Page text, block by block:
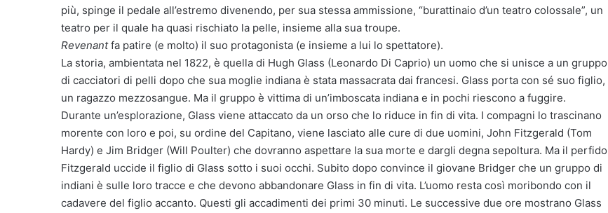
più, spinge il pedale all’estremo divenendo, per sua stessa ammissione, “burattinaio d’un teatro colossale”, un
teatro per il quale ha quasi rischiato la pelle, insieme alla sua troupe.
Revenantfa patire (e molto) il suo protagonista (e insieme a lui lo spettatore).
La storia, ambientata nel 1822, è quella di Hugh Glass (Leonardo Di Caprio) un uomo che si unisce a un gruppo
di cacciatori di pelli dopo che sua moglie indiana è stata massacrata dai francesi. Glass porta con sé suo figlio,
un ragazzo mezzosangue. Ma il gruppo è vittima di un’imboscata indiana e in pochi riescono a fuggire.
Durante un’esplorazione, Glass viene attaccato da un orso che lo riduce in fin di vita. I compagni lo trascinano
morente con loro e poi, su ordine del Capitano, viene lasciato alle cure di due uomini, John Fitzgerald (Tom
Hardy) e Jim Bridger (Will Poulter) che dovranno aspettare la sua morte e dargli degna sepoltura. Ma il perfido
Fitzgerald uccide il figlio di Glass sotto i suoi occhi. Subito dopo convince il giovane Bridger che un gruppo di
indiani è sulle loro tracce e che devono abbandonare Glass in fin di vita. L’uomo resta così moribondo con il
cadavere del figlio accanto. Questi gli accadimenti dei primi 30 minuti. Le successive due ore mostrano Glass